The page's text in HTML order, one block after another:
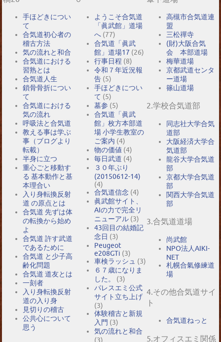
手ほどきについ
て
合気道初心者の
稽古方法
気の流れと和合
合気道における
習熟とは
合気道人生
鎖骨骨折につい
て
合気道における
気の流れ
呼吸法と合気道
教える事は学ぶ
事（ブログより
転載）
半身に立つ
重心ごと移動す
る 基本動作と基
本理合い
入り身転換反射
道 の原点とは
合気道 先ずは体
の転換から始め
よ
合気道 許す武道
であるために
合気道 と少子高
齢化問題
合気道 道友とは
一刻者
入り身転換反射
道の入り身
見切りの稽古
公共心について
思う
ようこそ合気道
「眞武館」道場
へ (77)
合気道「眞武
館」道場17 (26)
行事日程 (8)
令和７年近況報
告 (5)
手ほどきについ
て (5)
墓参 (5)
合気道「眞武
館」枚方本部道
場 小学生教室の
ご案内 (4)
物の価値 (4)
毎日武道 (4)
３０年ぶり
(20150612-14)
(4)
合気道信念 (4)
眞武館サイト、
AIの力で完全リ
ニューアル (3)
43回目の結婚記
念日 (3)
Peugeot
e208GTi (3)
車検ラッシュ (3)
６７歳になりま
した。
(3)
パレスエミ公式
サイト立ち上げ
(3)
体験稽古と新規
入門 (3)
気の流れと和合
(3)
高槻市合気道連
盟
三松禪寺
(財)大阪合気
会 本部道場
梅華道場
京都武道センタ
ー道場
篠山道場
2.学校合気道部
同志社大学合気
道部
大阪経済大学合
気道部
龍谷大学合気道
部
京都大学合気道
部
関西大学合気道
部
3.合気道道場
尚武館
NPO法人AIKI-
NET
札幌合氣修練道
場
4.その他合気道サイ
ト
合気道ねっと
5.オフィスエミ関係